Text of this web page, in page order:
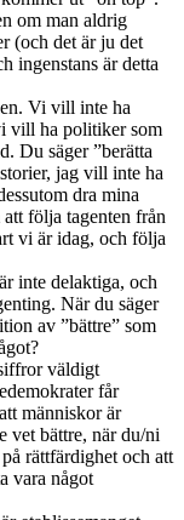
om man aldrig
(och det är ju det
ingenstans är detta
Vi vill inte ha
vill ha politiker som
Du säger ”berätta
jag vill inte ha
dra mina
följa tagenten från
vi är idag, och följa
inte delaktiga, och
När du säger
av ”bättre” som
väldigt
får
människor är
vet bättre, när du/ni
rättfärdighet och att
vara något